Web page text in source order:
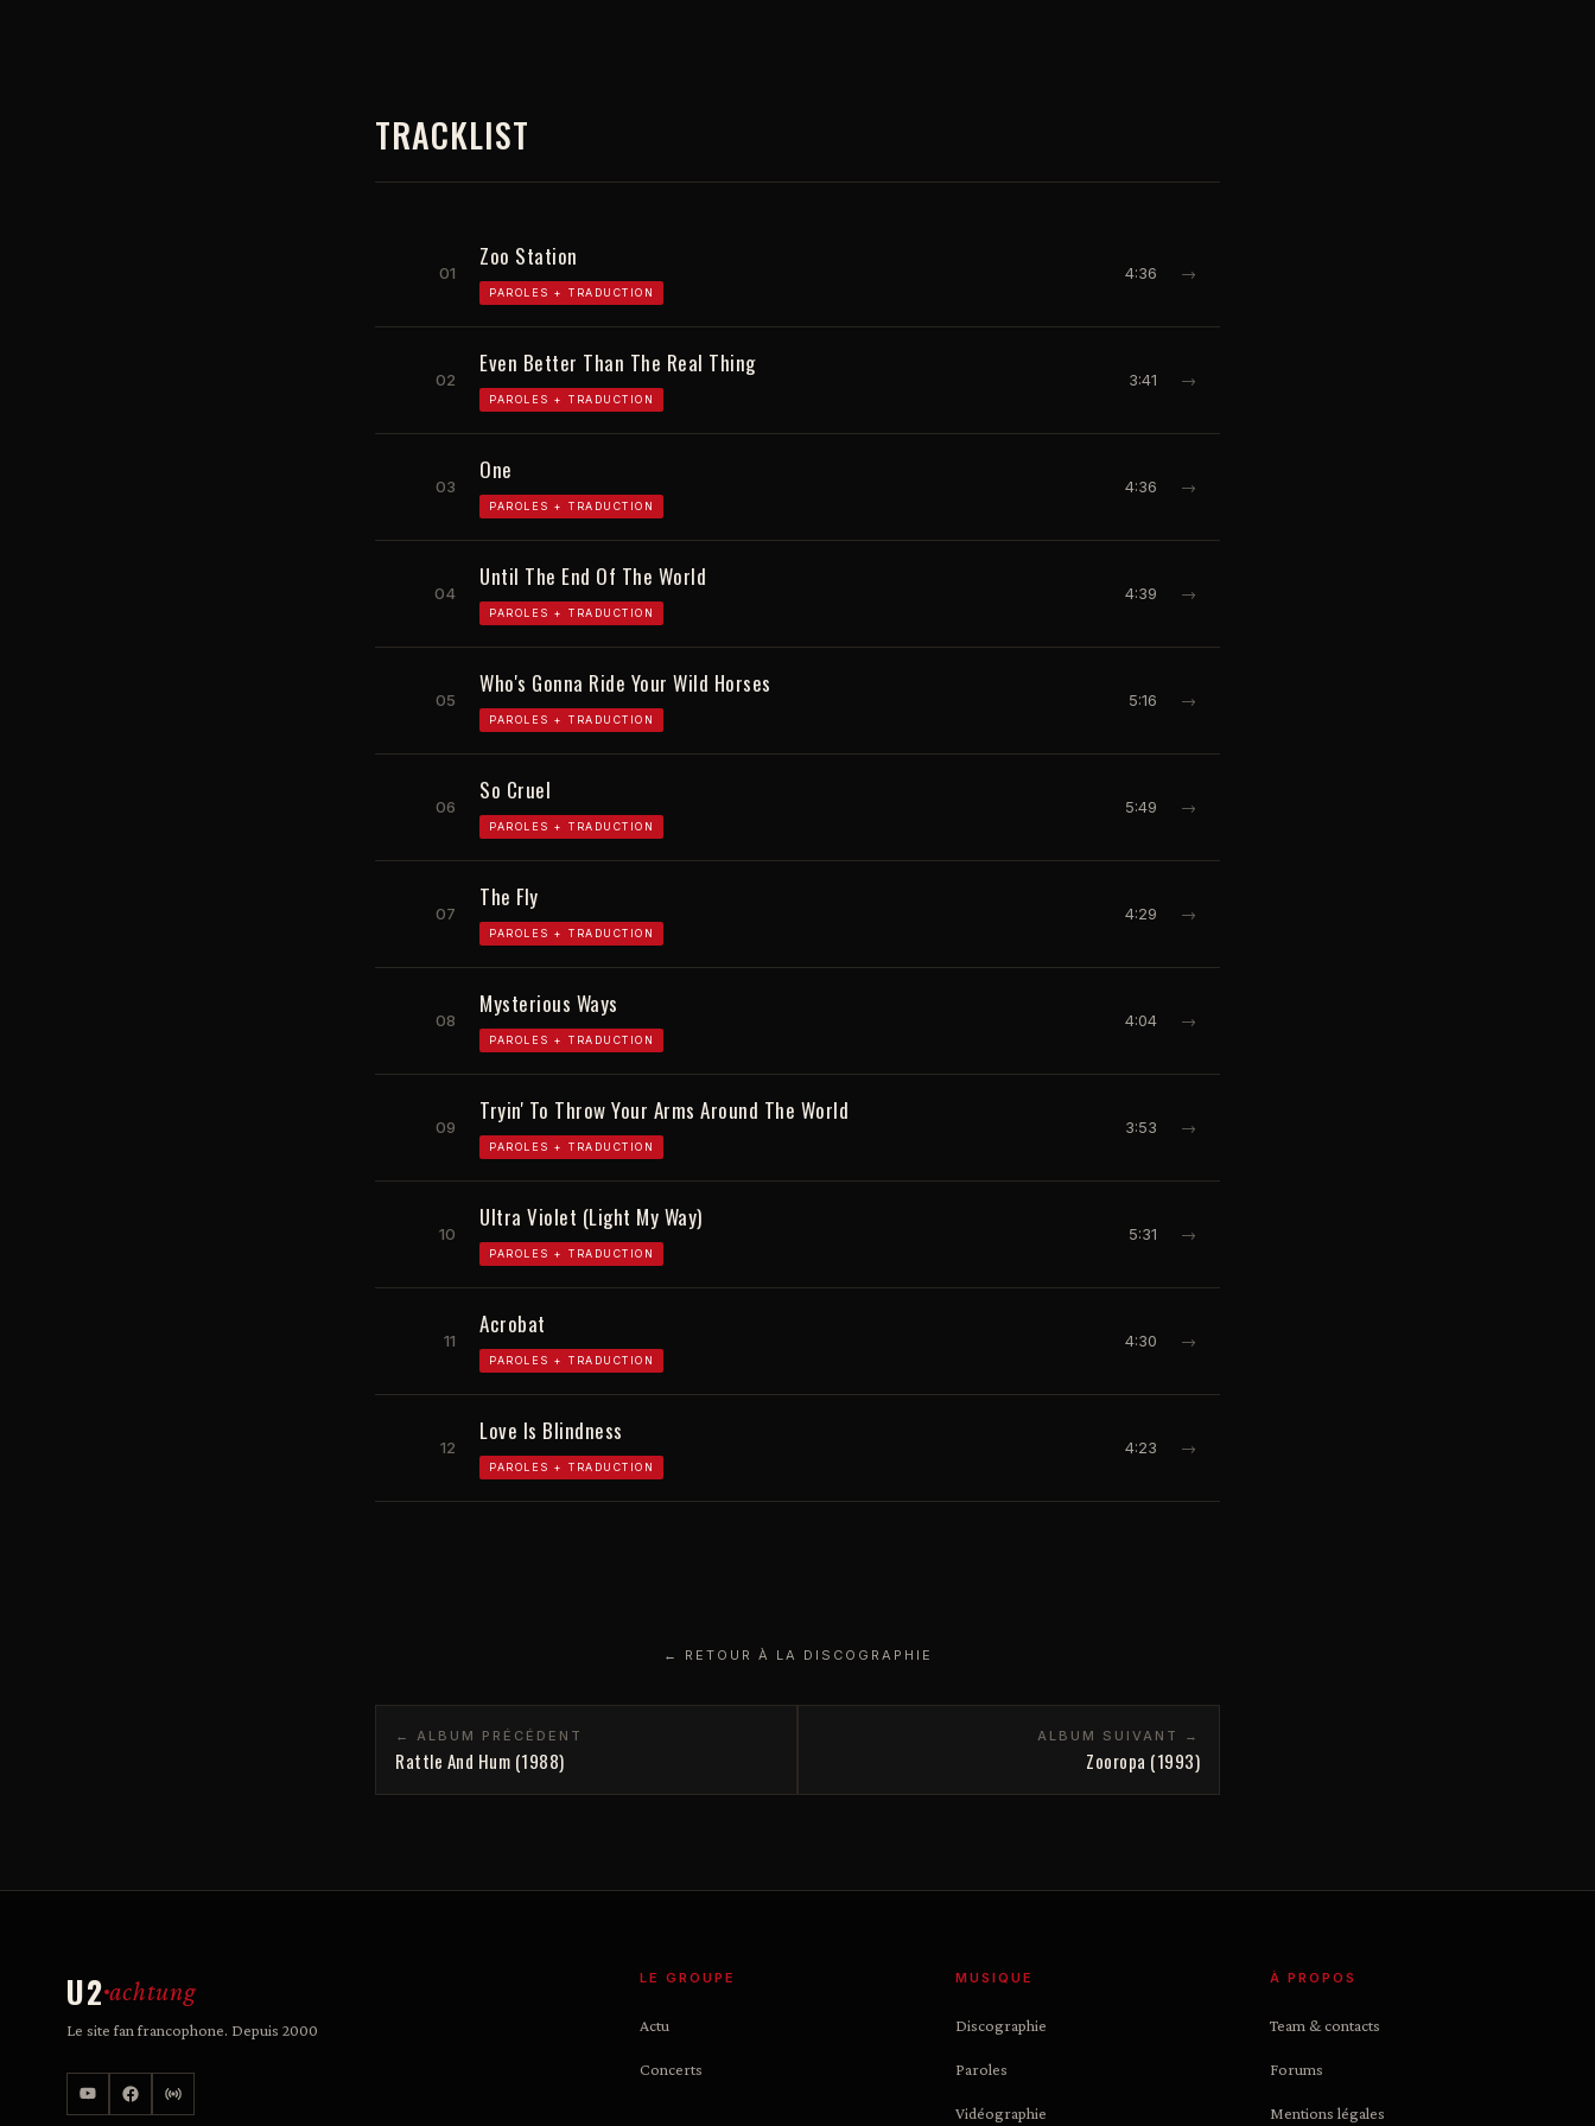
TRACKLIST
01
Zoo Station
PAROLES + TRADUCTION
4:36 →
02
Even Better Than The Real Thing
PAROLES + TRADUCTION
3:41 →
03
One
PAROLES + TRADUCTION
4:36 →
04
Until The End Of The World
PAROLES + TRADUCTION
4:39 →
05
Who's Gonna Ride Your Wild Horses
PAROLES + TRADUCTION
5:16 →
06
So Cruel
PAROLES + TRADUCTION
5:49 →
07
The Fly
PAROLES + TRADUCTION
4:29 →
08
Mysterious Ways
PAROLES + TRADUCTION
4:04 →
09
Tryin' To Throw Your Arms Around The World
PAROLES + TRADUCTION
3:53 →
10
Ultra Violet (Light My Way)
PAROLES + TRADUCTION
5:31 →
11
Acrobat
PAROLES + TRADUCTION
4:30 →
12
Love Is Blindness
PAROLES + TRADUCTION
4:23 →
← RETOUR À LA DISCOGRAPHIE
← ALBUM PRÉCÉDENT
Rattle And Hum (1988)
ALBUM SUIVANT →
Zooropa (1993)
U2 achtung
Le site fan francophone. Depuis 2000
LE GROUPE
Actu
Concerts
MUSIQUE
Discographie
Paroles
Vidéographie
À PROPOS
Team & contacts
Forums
Mentions légales